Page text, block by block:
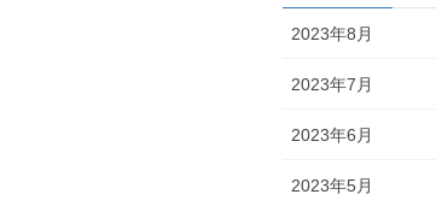
2023年8月
2023年7月
2023年6月
2023年5月